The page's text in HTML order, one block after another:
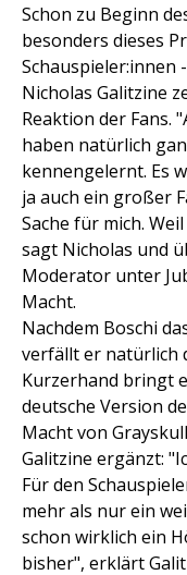
Schon zu Beginn
besonders dieses
Schauspieler:innen
Nicholas Galitzine
Reaktion der Fans.
haben natürlich
kennengelernt. Es
ja auch ein großer
Sache für mich.
sagt Nicholas und
Moderator unter
Macht.
Nachdem Boschi
verfällt er natürlich
Kurzerhand bringt
deutsche Version
Macht von
Galitzine ergänzt:
Für den
mehr als nur ein
schon wirklich ein
bisher", erklärt